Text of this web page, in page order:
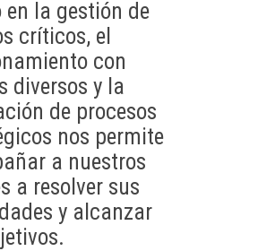
en la gestión de
críticos, el
con
diversos y la
de procesos
nos permite
a nuestros
a resolver sus
y alcanzar